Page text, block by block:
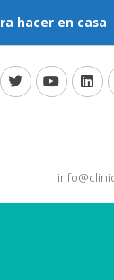
hacer en casa